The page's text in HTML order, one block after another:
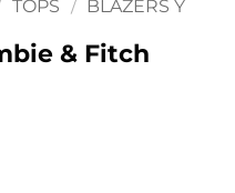
TOPS / BLAZERS Y
& Fitch